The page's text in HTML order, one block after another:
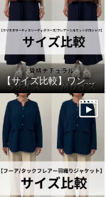
【サイズ比較】ワンサイズ下がおすすめ